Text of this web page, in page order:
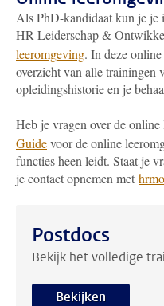
Als PhD-kandidaat kun je je
HR Leiderschap &
leeromgeving. In deze
overzicht van alle trainingen
opleidingshistorie en je
Heb je vragen over de
Guidevoor de online
functies heen leidt. Staat je
je contact opnemen met
Postdocs
Bekijk het volledige
Bekijken